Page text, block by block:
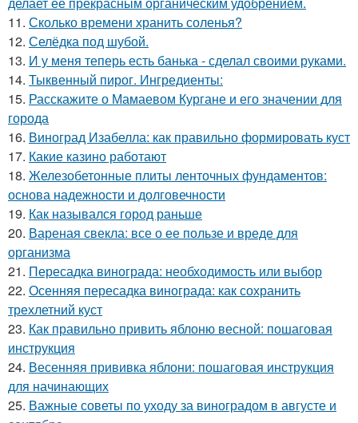
11. Сколько времени хранить соленья?
12. Селёдка под шубой.
13. И у меня теперь есть банька - сделал своими руками.
14. Тыквенный пирог. Ингредиенты:
15. Расскажите о Мамаевом Кургане и его значении для
города
16. Виноград Изабелла: как правильно формировать куст
17. Какие казино работают
18. Железобетонные плиты ленточных фундаментов:
основа надежности и долговечности
19. Как назывался город раньше
20. Вареная свекла: все о ее пользе и вреде для
организма
21. Пересадка винограда: необходимость или выбор
22. Осенняя пересадка винограда: как сохранить
трехлетний куст
23. Как правильно привить яблоню весной: пошаговая
инструкция
24. Весенняя прививка яблони: пошаговая инструкция
для начинающих
25. Важные советы по уходу за виноградом в августе и